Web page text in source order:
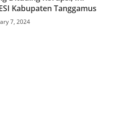
Kabupaten Tanggamus
7, 2024